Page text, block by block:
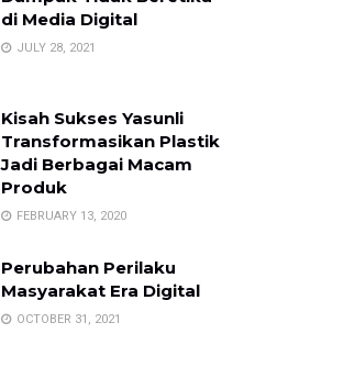
di Media Digital
JULY 28, 2021
Kisah Sukses Yasunli
Transformasikan Plastik
Jadi Berbagai Macam
Produk
FEBRUARY 13, 2020
Perubahan Perilaku
Masyarakat Era Digital
OCTOBER 31, 2021